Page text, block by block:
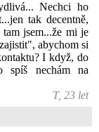
Nechci ho
tak decentně,
tam jsem...že mi je
abychom si
I když, do
spíš nechám na
T, 23 let